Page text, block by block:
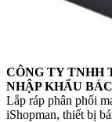
CÔNG TY TNHH
NHẬP KHẨU
Lắp ráp phân phối
iShopman, thiết bị